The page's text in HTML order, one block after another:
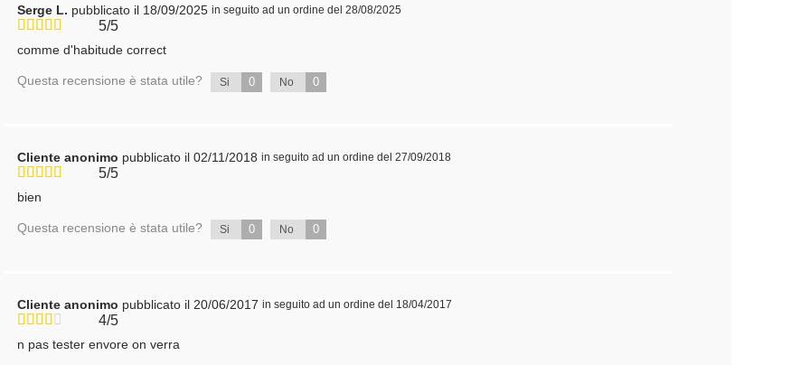
Serge L. pubblicato il 18/09/2025 in seguito ad un ordine del 28/08/2025
5/5
comme d'habitude correct
Questa recensione è stata utile? Si 0 No 0
Cliente anonimo pubblicato il 02/11/2018 in seguito ad un ordine del 27/09/2018
5/5
bien
Questa recensione è stata utile? Si 0 No 0
Cliente anonimo pubblicato il 20/06/2017 in seguito ad un ordine del 18/04/2017
4/5
n pas tester envore on verra